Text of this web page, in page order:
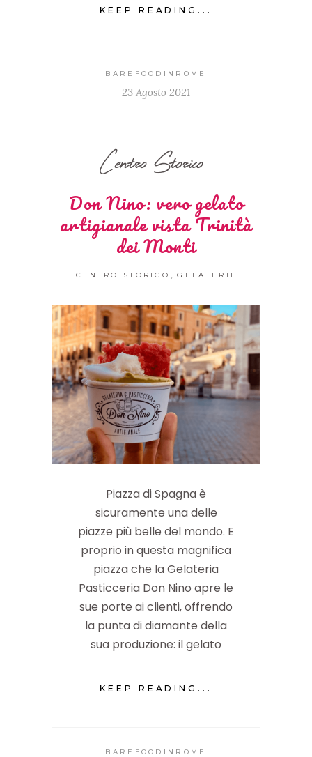
KEEP READING...
BAREFOODINROME
23 Agosto 2021
Centro Storico
Don Nino: vero gelato
artigianale vista Trinità
dei Monti
CENTRO STORICO , GELATERIE
Piazza di Spagna è
sicuramente una delle
piazze più belle del mondo. E
proprio in questa magnifica
piazza che la Gelateria
Pasticceria Don Nino apre le
sue porte ai clienti, offrendo
la punta di diamante della
sua produzione: il gelato
KEEP READING...
BAREFOODINROME